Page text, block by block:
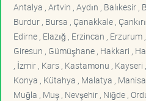
Antalya , Artvin , Aydın , Balıkesir ,
Burdur , Bursa , Çanakkale ,
Edirne , Elazığ , Erzincan , Erzurum
Giresun , Gümüşhane , Hakkari ,
, İzmir , Kars , Kastamonu , Kayseri
Konya , Kütahya , Malatya ,
Muğla , Muş , Nevşehir , Niğde ,